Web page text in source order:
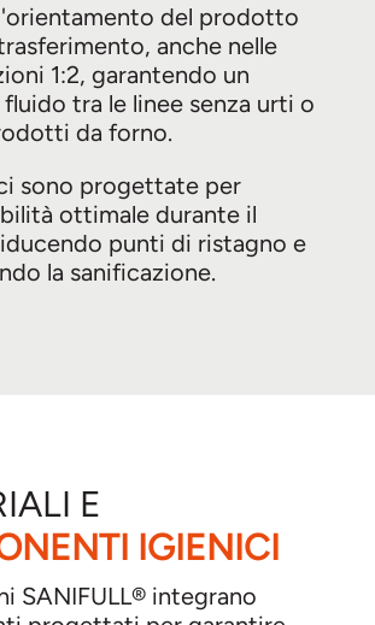
del prodotto
anche nelle
1:2, garantendo un
tra le linee senza urti o
da forno.
sono progettate per
ottimale durante il
punti di ristagno e
la sanificazione.
E
IGIENICI
SANIFULL® integrano